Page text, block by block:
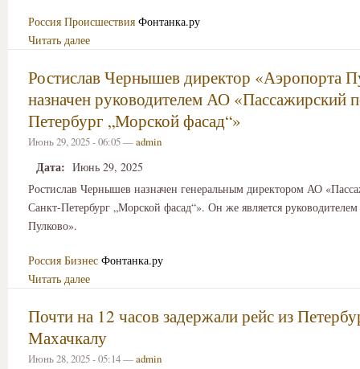
Россия Происшествия Фонтанка.ру
Читать далее
Ростислав Чернышев директор «Аэропорта
назначен руководителем АО «Пассажирский
Петербург „Морской фасад“»
Июнь 29, 2025 - 06:05 —admin
Дата: Июнь 29, 2025
Ростислав Чернышев назначен генеральным директором АО
Санкт-Петербург „Морской фасад“». Он же является
Пулково».
Россия Бизнес Фонтанка.ру
Читать далее
Почти на 12 часов задержали рейс из
Махачкалу
Июнь 28, 2025 - 05:14 —admin